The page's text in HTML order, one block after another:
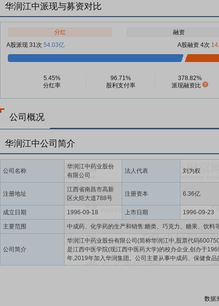
华润江中派现与募资对比
分红
融资
A股派现 31次 54.03亿 A股融资 4次
5.45%
分红率
96.71%
股利支付率
378.82%
派现融资比
公司概况
华润江中公司简介
公司名称
华润江中药业股份
有限公司
法人代表 刘为权
注册地址
江西省南昌市高新
区火炬大道788号
注册资本 6.36亿
成立日期 1996-09-18 上市日期 1996-09-23
主要范围
公司简介
华润江中药业股份有限公司(简称华润江中,股票代码
是江西中医学院(现江西中医药大学)的校办企业,创办于
年,2019年加入华润集团。公司主要从事中成药、保健食品
发、生产和销售,聚焦OTC、处方药和健康消费品三大业务
评工信部“数字领航”企业、首批卓越级智能工厂,连续三年
数据